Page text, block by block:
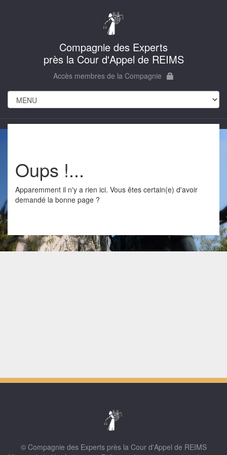
Compagnie des Experts
près la Cour d'Appel de REIMS
Accès membres de la Compagnie
Oups !...
Apparemment il n'y a rien ici. Vous êtes certain(e) d'avoir
demandé la bonne page ?
© Compagnie des Experts près la Cour d'Appel de REIMS